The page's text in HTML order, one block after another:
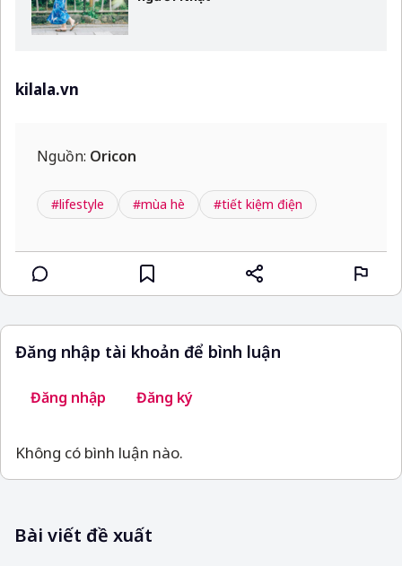
kilala.vn
Nguồn: Oricon
#lifestyle #mùa hè #tiết kiệm điện
Đăng nhập tài khoản để bình luận
Đăng nhập Đăng ký
Không có bình luận nào.
Bài viết đề xuất